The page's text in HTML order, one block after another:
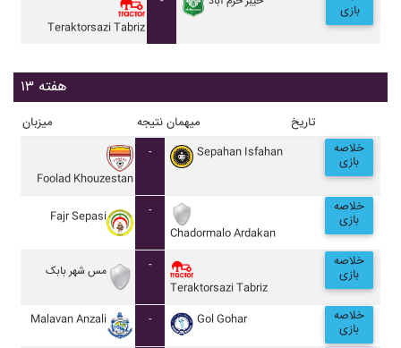
Teraktorsazi Tabriz
بازی
هفته ۱۳
میزبان نتیجه میهمان تاریخ
Foolad Khouzestan
- Sepahan Isfahan خلاصه
بازی
Fajr Sepasi
-
Chadormalo Ardakan
خلاصه
بازی
مس شهر بابک
-
Teraktorsazi Tabriz
خلاصه
بازی
Malavan Anzali - Gol Gohar خلاصه
بازی